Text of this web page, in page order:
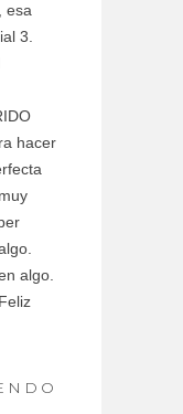
esa
3.
hacer
algo.